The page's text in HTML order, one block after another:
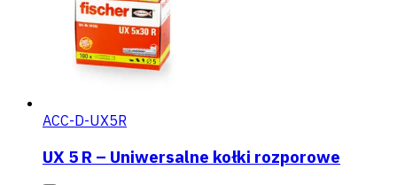
ACC-D-UX5R
UX 5 R – Uniwersalne kołki rozporowe